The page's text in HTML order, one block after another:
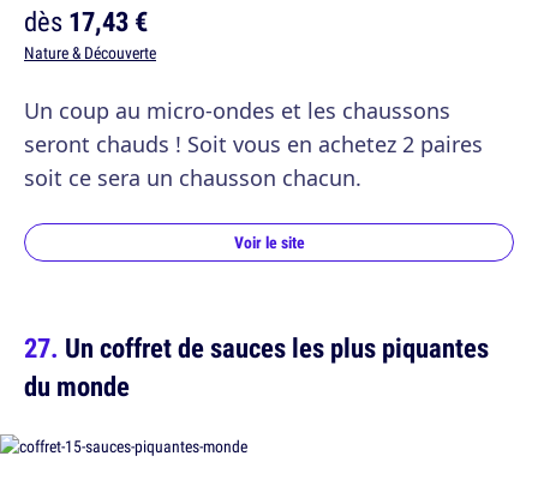
dès17,43 €
Nature & Découverte
Un coup au micro-ondes et les chaussons
seront chauds ! Soit vous en achetez 2 paires
soit ce sera un chausson chacun.
Voir le site
Un coffret de sauces les plus piquantes
du monde